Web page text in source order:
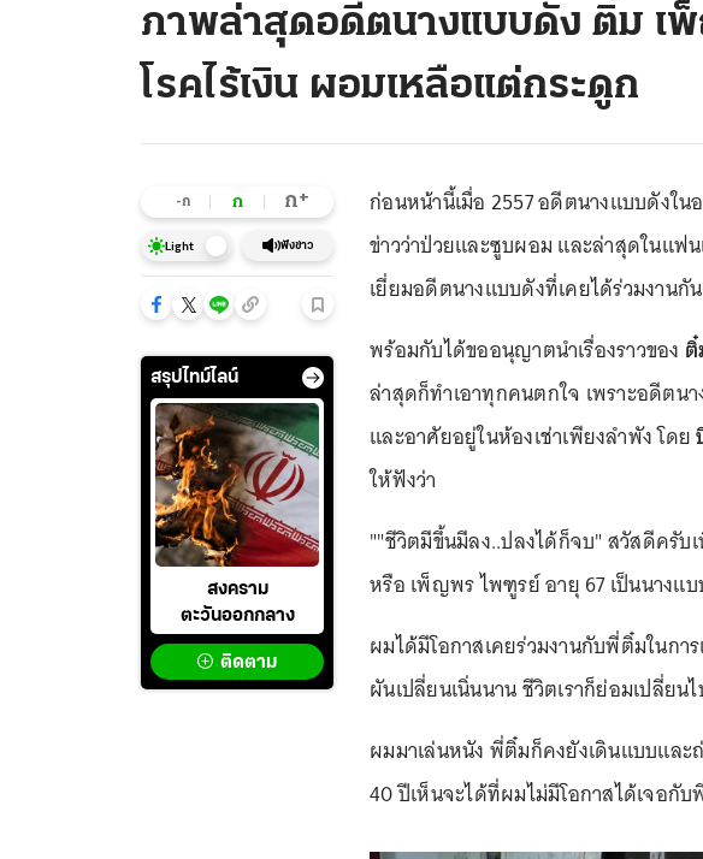
ภาพล่าสุดอดีตนางแบบดัง ติ๋ม เ
โรคไร้เงิน ผอมเหลือแต่กระดูก
-ก ก ก+
Light ฟังข่าว
สรุปไทม์ไลน์
สงคราม
ตะวันออกกลาง
ติดตาม
ก่อนหน้านี้เมื่อ 2557 อดีตนางแบบดังใน
ข่าวว่าป่วยและซูบผอม และล่าสุดในแฟ
เยี่ยมอดีตนางแบบดังที่เคยได้ร่วมงาน
พร้อมกับได้ขออนุญาตนำเรื่องราวของ
ล่าสุดก็ทำเอาทุกคนตกใจ เพราะอดีต
และอาศัยอยู่ในห้องเช่าเพียงลำพัง โดย
ให้ฟังว่า
""ชีวิตมีขึ้นมีลง..ปลงได้ก็จบ" สวัสดีครับ
หรือ เพ็ญพร ไพฑูรย์ อายุ 67 เป็นนางแ
ผมได้มีโอกาสเคยร่วมงานกับพี่ติ๋มในก
ผันเปลี่ยนเนิ่นนาน ชีวิตเราก็ย่อมเปลี่ยน
ผมมาเล่นหนัง พี่ติ๋มก็คงยังเดินแบบแล
40 ปีเห็นจะได้ที่ผมไม่มีโอกาสได้เจอกับ